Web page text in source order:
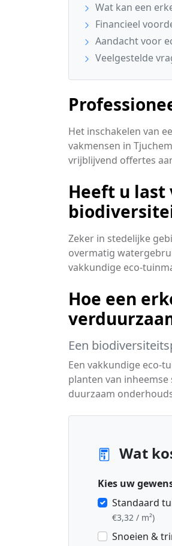
Wat kan een
Financieel
Aandacht voor
Veelgestelde
Het inschakelen van
vakmensen in
vrijblijvend offertes
Heeft u
Zeker in stedelijke
overmatig
vakkundige eco-
Hoe een
Een
Een vakkundige eco-
planten van
duurzaam
Wat
Kies uw
Standaard
€3,32 / m²)
Snoeien &